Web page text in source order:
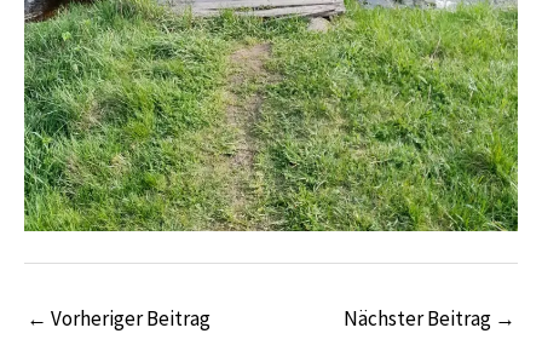
← Vorheriger Beitrag Nächster Beitrag →